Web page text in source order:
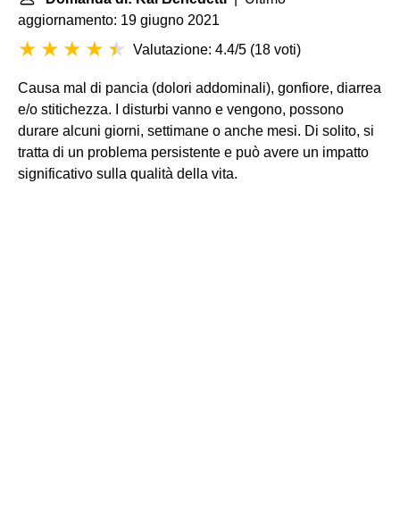
aggiornamento: 19 giugno 2021
Valutazione: 4.4/5 (18 voti)
Causa mal di pancia (dolori addominali), gonfiore, diarrea
e/o stitichezza. I disturbi vanno e vengono, possono
durare alcuni giorni, settimane o anche mesi. Di solito, si
tratta di un problema persistente e può avere un impatto
significativo sulla qualità della vita.